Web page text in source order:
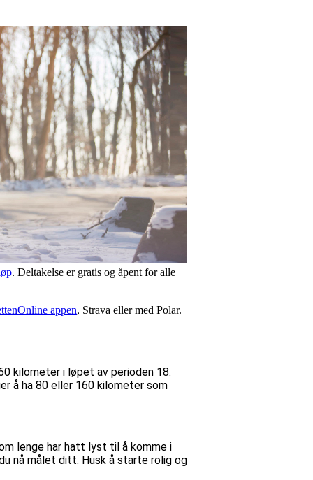
. Deltakelse er gratis og åpent for alle
appen, Strava eller med Polar.
kilometer i løpet av perioden 18.
å ha 80 eller 160 kilometer som
lenge har hatt lyst til å komme i
nå målet ditt. Husk å starte rolig og